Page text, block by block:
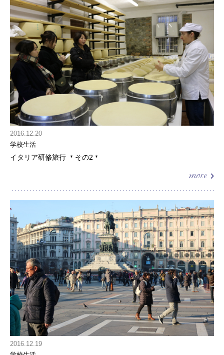
2016.12.20
学校生活
イタリア研修旅行 ＊その2＊
2016.12.19